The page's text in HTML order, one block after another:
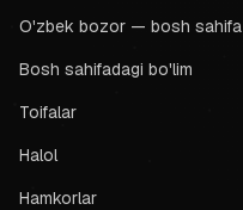
O'zbek bozor — bosh sahifa
Bosh sahifadagi bo'lim
Toifalar
Halol
Hamkorlar